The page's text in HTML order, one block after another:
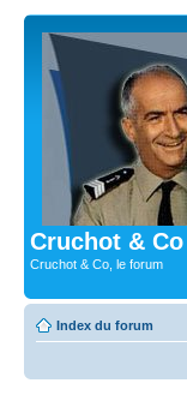
Cruchot & Co
Cruchot & Co, le forum
Index du forum